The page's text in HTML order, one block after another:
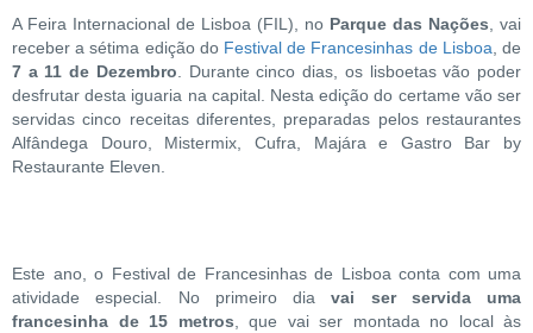
A Feira Internacional de Lisboa (FIL), no Parque das Nações, vai
receber a sétima edição do Festival de Francesinhas de Lisboa, de
7 a 11 de Dezembro. Durante cinco dias, os lisboetas vão poder
desfrutar desta iguaria na capital. Nesta edição do certame vão ser
servidas cinco receitas diferentes, preparadas pelos restaurantes
Alfândega Douro, Mistermix, Cufra, Majára e Gastro Bar by
Restaurante Eleven.
Este ano, o Festival de Francesinhas de Lisboa conta com uma
atividade especial. No primeiro diavai ser servida uma
francesinha de 15 metros, que vai ser montada no local às